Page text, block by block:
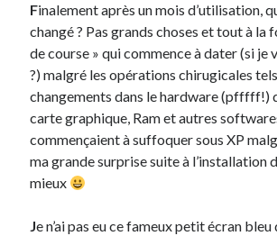
Comment j’ai opéré ma vélorution
Anthony
Comment j’ai opéré ma vélorution
dans
Comment j’ai opéré ma
personnelle
On parle de quoi ?
A Lyon
Coup de coeur
Finalement après un mois d’utilisation,
changé ? Pas grands choses et tout à la
de course » qui commence à dater (si je
?) malgré les opérations chirugicales
changements dans le hardware (pfffff!)
carte graphique, Ram et autres
commençaient à suffoquer sous XP
ma grande surprise suite à l’installation
mieux
Je n’ai pas eu ce fameux petit écran bleu